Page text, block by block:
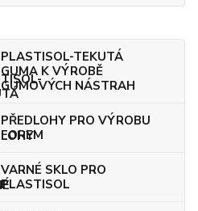
PLASTISOL-TEKUTÁ
GUMA K VÝROBĚ
GUMOVÝCH NÁSTRAH
PŘEDLOHY PRO VÝROBU
FOREM
VARNÉ SKLO PRO
PLASTISOL